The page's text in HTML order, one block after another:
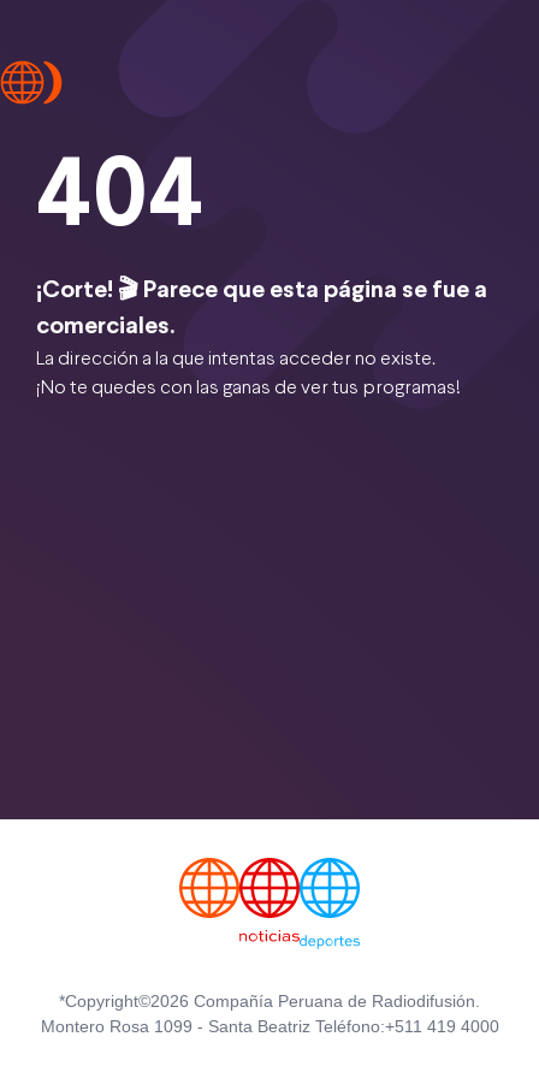
404
¡Corte! 🎬 Parece que esta página se fue a
comerciales.
La dirección a la que intentas acceder no existe.
¡No te quedes con las ganas de ver tus programas!
*Copyright©2026 Compañía Peruana de Radiodifusión.
Montero Rosa 1099 - Santa Beatriz Teléfono:+511 419 4000